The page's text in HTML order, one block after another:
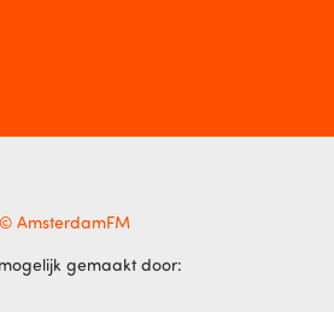
© AmsterdamFM
gemaakt door: